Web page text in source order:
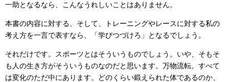
一助となるなら、こんなうれしいことはありません。
本書の内容に対する、そして、トレーニングやレースに対する私の
考え方を一言で表すなら、「学びつづけろ」となるでしょう。
それだけです。スポーツとはそういうものでしょう。いや、そもそ
も人の生き方がそういうものなのだと思います。万物流転。すべて
は変化のただ中にあります。どのくらい鍛えられた体であるのか、